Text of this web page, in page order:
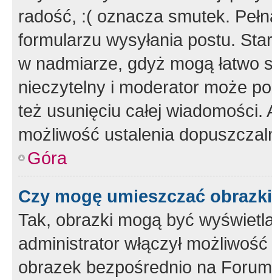
radość, :( oznacza smutek.
formularzu wysyłania postu.
w nadmiarze, gdyż mogą
nieczytelny i moderator może
też usunięciu całej
możliwość ustalenia
Góra
Czy mogę umieszczać
Tak, obrazki mogą być
administrator włączył
obrazek bezpośrednio na